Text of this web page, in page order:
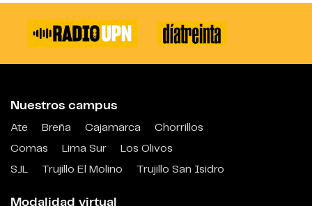
Nuestros campus
Ate Breña Cajamarca
Chorrillos
Comas
Lima Sur
Los Olivos
SJL
Trujillo El Molino Trujillo San Isidro
Modalidad virtual